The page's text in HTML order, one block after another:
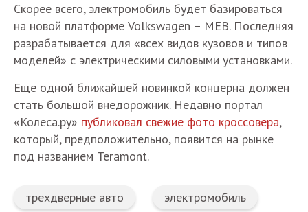
Скорее всего, электромобиль будет базироваться
на новой платформе Volkswagen – MEB. Последняя
разрабатывается для «всех видов кузовов и типов
моделей» с электрическими силовыми установками.
Еще одной ближайшей новинкой концерна должен
стать большой внедорожник. Недавно портал
«Колеса.ру» публиковал свежие фото кроссовера,
который, предположительно, появится на рынке
под названием Teramont.
трехдверные авто электромобиль